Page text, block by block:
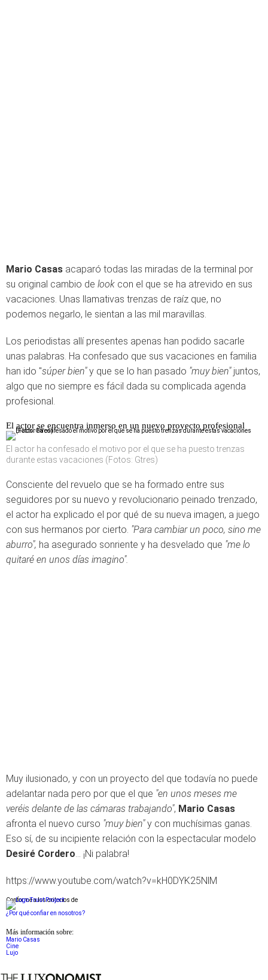
Mario Casas acaparó todas las miradas de la terminal por
su original cambio de look con el que se ha atrevido en sus
vacaciones. Unas llamativas trenzas de raíz que, no
podemos negarlo, le sientan a las mil maravillas.
Los periodistas allí presentes apenas han podido sacarle
unas palabras. Ha confesado que sus vacaciones en familia
han ido "súper bien"y que se lo han pasado "muy bien" juntos,
algo que no siempre es fácil dada su complicada agenda
profesional.
El actor se encuentra inmerso en un nuevo proyecto profesional
El actor ha confesado el motivo por el que se ha puesto trenzas
durante estas vacaciones (Fotos: Gtres)
Consciente del revuelo que se ha formado entre sus
seguidores por su nuevo y revolucionario peinado trenzado,
el actor ha explicado el por qué de su nueva imagen, a juego
con sus hermanos por cierto. "Para cambiar un poco, sino me
aburro", ha asegurado sonriente y ha desvelado que "me lo
quitaré en unos días imagino".
Muy ilusionado, y con un proyecto del que todavía no puede
adelantar nada pero por que el que "en unos meses me
veréis delante de las cámaras trabajando", Mario Casas
afronta el nuevo curso "muy bien"y con muchísimas ganas.
Eso sí, de su incipiente relación con la espectacular modelo
Desiré Cordero... ¡Ni palabra!
https://www.youtube.com/watch?v=kH0DYK25NlM
Conforme a los criterios de
¿Por qué confiar en nosotros?
Más información sobre:
Mario Casas
Cine
Lujo